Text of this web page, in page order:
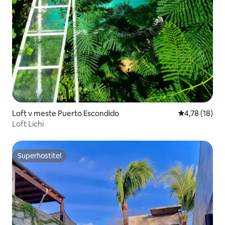
Loft v meste Puerto Escondido Priemerné
4,78 (18)
Loft Lichi
Superhostiteľ
Superhostiteľ